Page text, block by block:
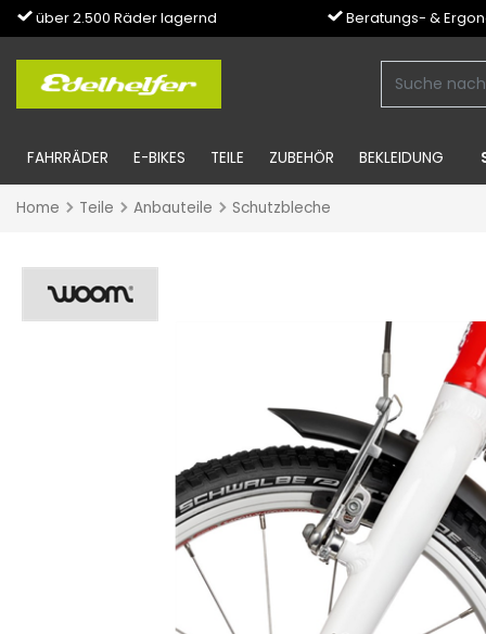
über 2.500 Räder lagernd Beratungs- &
FAHRRÄDER E-BIKES TEILE ZUBEHÖR BEKLEIDUNG
Home Teile Anbauteile Schutzbleche